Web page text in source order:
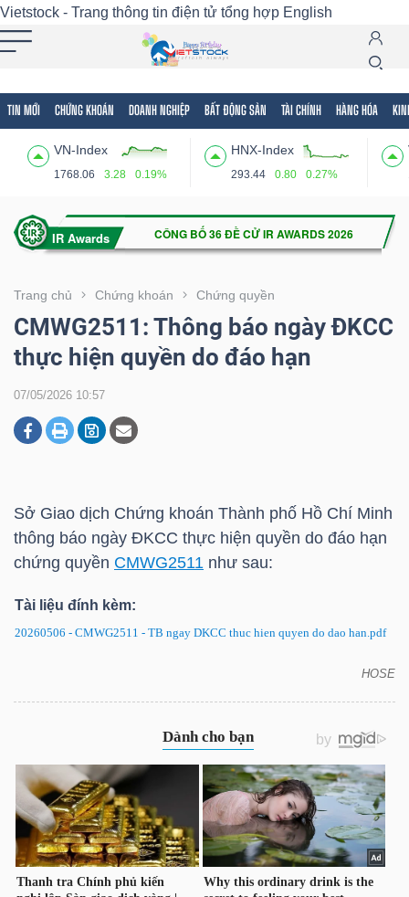
Vietstock - Trang thông tin điện tử tổng hợp English
TIN MỚI CHỨNG KHOÁN DOANH NGHIỆP BẤT ĐỘNG SẢN TÀI CHÍNH HÀNG HÓA
VN-Index
1768.06 3.28 0.19%
HNX-Index
293.44 0.80 0.27%
Trang chủ Chứng khoán Chứng quyền
CMWG2511: Thông báo ngày ĐKCC
thực hiện quyền do đáo hạn
07/05/2026 10:57
Sở Giao dịch Chứng khoán Thành phố Hồ Chí Minh
thông báo ngày ĐKCC thực hiện quyền do đáo hạn
chứng quyền CMWG2511 như sau:
Tài liệu đính kèm:
20260506 - CMWG2511 - TB ngay DKCC thuc hien quyen do dao han.pdf
HOSE
Tất cả Tính năng Ngành Mã chứng khoán
Tính
(-)
VIETSTOCK
CHỨNG
ĐỘNG
SẢN
HÀNG
HÓA